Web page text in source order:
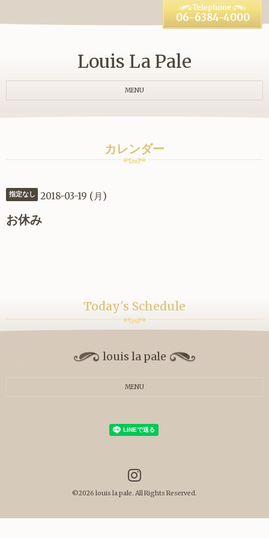
Louis La Pale
06-6384-4000
MENU
カレンダー
指定なし 2018-03-19 (月)
お休み
Today's Schedule
louis la pale
MENU
©2026 louis la pale. All Rights Reserved.